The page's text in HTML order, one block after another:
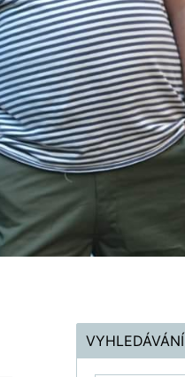
VYHLEDÁVÁNÍ